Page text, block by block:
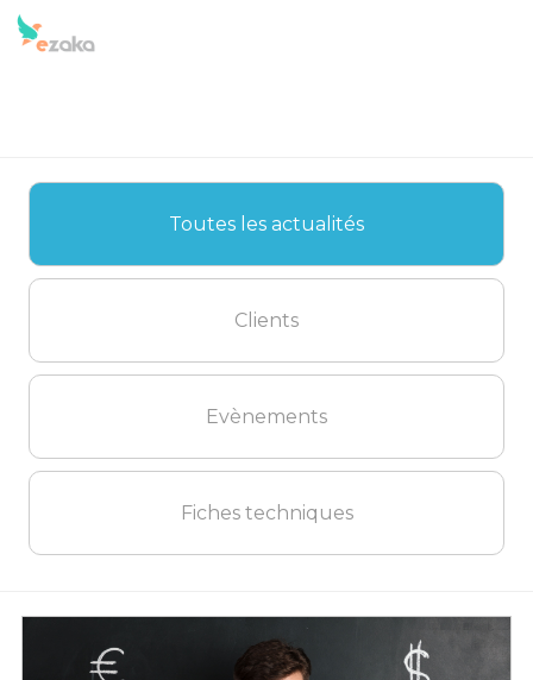
Toutes les actualités
Clients
Evènements
Fiches techniques